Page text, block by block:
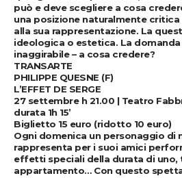
può e deve scegliere a cosa
una posizione naturalmente
alla sua rappresentazione. La
ideologica o estetica. La domanda
inaggirabile – a cosa credere?
TRANSARTE
PHILIPPE QUESNE (F)
L’EFFET DE SERGE
27 settembre h 21.00 | Teatro
durata 1h 15’
Biglietto 15 euro (ridotto 10 euro)
Ogni domenica un personaggio di
rappresenta per i suoi amici
effetti speciali della durata di uno,
appartamento… Con questo